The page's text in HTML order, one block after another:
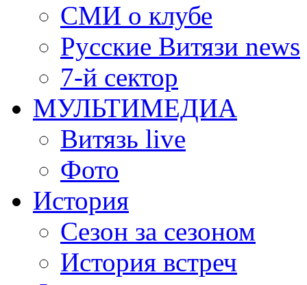
СМИ о клубе
Русские Витязи news
7-й сектор
МУЛЬТИМЕДИА
Витязь live
Фото
История
Сезон за сезоном
История встреч